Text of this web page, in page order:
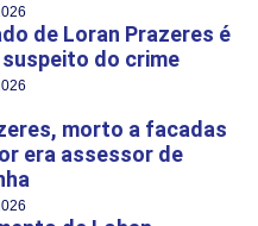
de Loran Prazeres é
do crime
morto a facadas
era assessor de